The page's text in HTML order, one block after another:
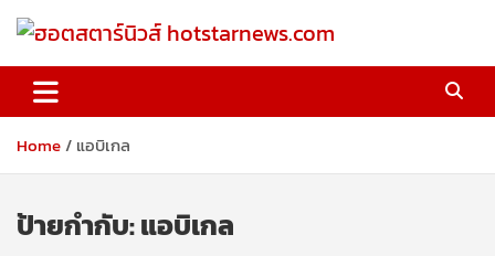
ฮอตสตาร์นิวส์ hotstarnews.com
Home แอบิเกล
ป้ายกำกับ:แอบิเกล